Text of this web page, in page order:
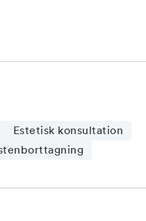
Estetisk konsultation